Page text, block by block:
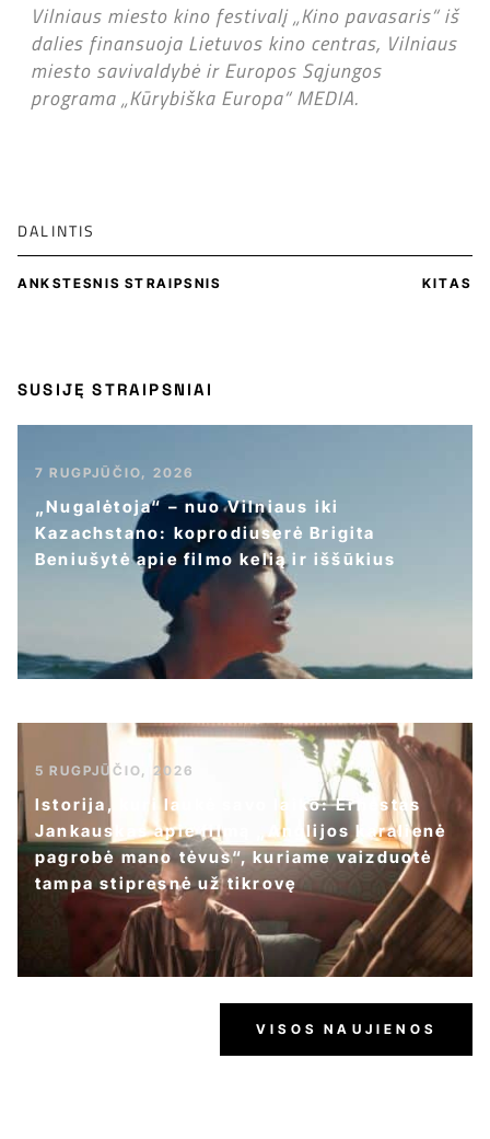
Vilniaus miesto kino festivalį „Kino pavasaris“ iš
dalies finansuoja Lietuvos kino centras, Vilniaus
miesto savivaldybė ir Europos Sąjungos
programa „Kūrybiška Europa“ MEDIA.
DALINTIS
ANKSTESNIS STRAIPSNIS KITAS
SUSIJĘ STRAIPSNIAI
7 RUGPJŪČIO, 2026
„Nugalėtoja“ – nuo Vilniaus iki
Kazachstano: koprodiuserė Brigita
Beniušytė apie filmo kelią ir iššūkius
5 RUGPJŪČIO, 2026
Istorija, kuri laukė savo laiko: Ernestas
Jankauskas apie filmą „Anglijos karalienė
pagrobė mano tėvus“, kuriame vaizduotė
tampa stipresnė už tikrovę
VISOS NAUJIENOS